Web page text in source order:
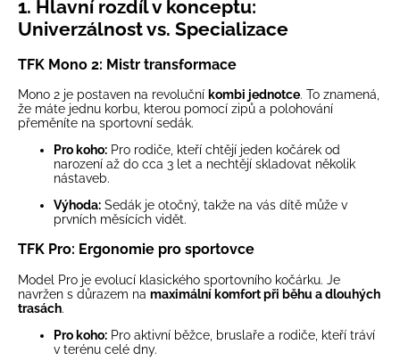
1. Hlavní rozdíl v konceptu:
Univerzálnost vs. Specializace
TFK Mono 2: Mistr transformace
Mono 2 je postaven na revoluční kombi jednotce. To znamená,
že máte jednu korbu, kterou pomocí zipů a polohování
přeměníte na sportovní sedák.
Pro koho: Pro rodiče, kteří chtějí jeden kočárek od
narození až do cca 3 let a nechtějí skladovat několik
nástaveb.
Výhoda: Sedák je otočný, takže na vás dítě může v
prvních měsících vidět.
TFK Pro: Ergonomie pro sportovce
Model Pro je evolucí klasického sportovního kočárku. Je
navržen s důrazem na maximální komfort při běhu a dlouhých
trasách.
Pro koho: Pro aktivní běžce, bruslaře a rodiče, kteří tráví
v terénu celé dny.